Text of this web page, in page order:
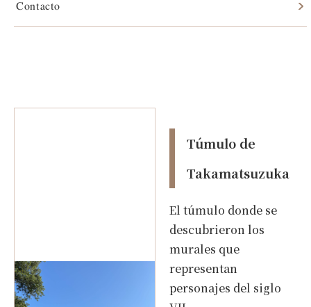
Contacto
Túmulo de
Takamatsuzuka
El túmulo donde se
descubrieron los
murales que
representan
personajes del siglo